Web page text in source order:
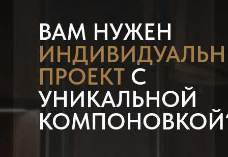
ВАМ НУЖЕН
ПРОЕКТС
УНИКАЛЬНОЙ